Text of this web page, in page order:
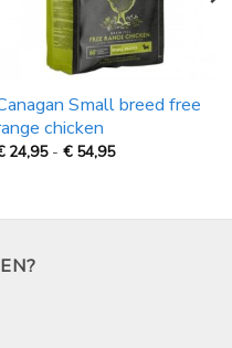
Small breed free
chicken
24,95 - € 54,95Prijsklasse:
54,95